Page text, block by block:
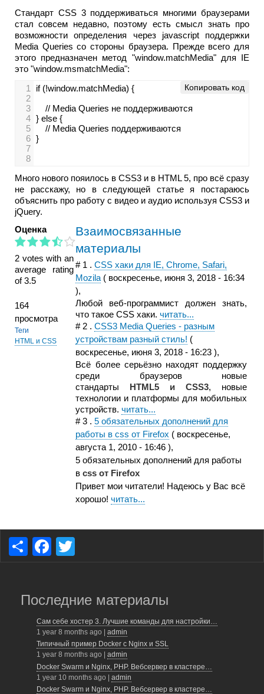
Стандарт CSS 3 поддерживаться многими браузерами
стал совсем недавно, поэтому есть смысл знать про
возможности определения через javascript поддержки
Media Queries со стороны браузера. Прежде всего для
этого предназначен метод "window.matchMedia" для IE
это "window.msmatchMedia":
1
if (!window.matchMedia) {
2
3
// Media Queries не поддерживаются
4 } else {
5
// Media Queries поддерживаются
6 }
7
8
Копировать код
Много нового пояилось в CSS3 и в HTML 5, про всё сразу
не расскажу, но в следующей статье я постараюсь
объяснить про работу с видео и аудио используя CSS3 и
jQuery.
Оценка
2 votes with an
average rating
of 3.5
164
просмотра
Теги
HTML и CSS
Взаимосвязанные
материалы
# 1 .CSS хаки для IE, Chrome, Safari,
Mozila ( воскресенье, июня 3, 2018 - 16:34
),
Любой веб-программист должен знать,
что такое CSS хаки.читать...
# 2 .CSS3 Media Queries - разным
устройствам разный стиль! (
воскресенье, июня 3, 2018 - 16:23 ),
Всё более серьёзно находят поддержку
среди браузеров новые
стандарты HTML5 и CSS3, новые
технологии и платформы для мобильных
устройств.читать...
#3 .5 обязательных дополнений для
работы в css от Firefox ( воскресенье,
августа 1, 2010 - 16:46 ),
5 обязательных дополнений для работы
вcss от Firefox
Привет мои читатели! Надеюсь у Вас всё
хорошо!читать...
S
e
F
e
b
o
o
k
er
Последние материалы
Сам себе хостер 3. Лучшие команды для настройки…
1 year 8 months ago | admin
Типичный пример Docker с Nginx и SSL
1 year 8 months ago
admin
Docker Swarm и Nginx, PHP. Вебсервер в кластере…
1 year 10 months ago | admin
Docker Swarm и Nginx, PHP. Вебсервер в кластере…